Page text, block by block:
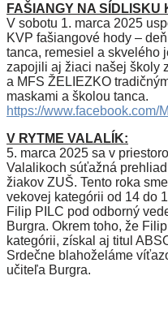
FAŠIANGY NA SÍDLISKU
V sobotu 1. marca 2025
KVP fašiangové hody –
tanca, remesiel a skvelého
zapojili aj žiaci našej školy
a MFS ŽELIEZKO
maskami a školou tanca.
https://
V RYTME VALALÍK:
5. marca 2025 sa v
Valalikoch súťažná
žiakov ZUŠ. Tento roka
vekovej kategórii od 14 do
Filip PILC pod odborný
Burgra. Okrem toho, že
kategórii, získal aj titul
Srdečne blahoželáme
učiteľa Burgra.